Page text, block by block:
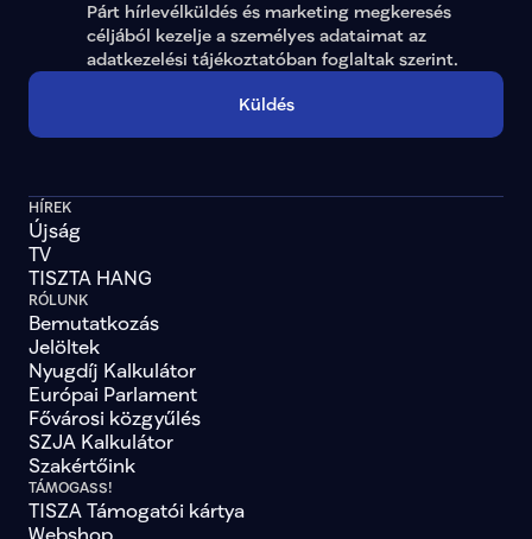
Párt hírlevélküldés és marketing megkeresés
adatkezelési tájékoztatóban foglaltak szerint.
Küldés
HÍREK
Újság
TV
TISZTA HANG
RÓLUNK
Bemutatkozás
Jelöltek
Nyugdíj Kalkulátor
Európai Parlament
Fővárosi közgyűlés
SZJA Kalkulátor
Szakértőink
TÁMOGASS!
TISZA Támogatói kártya
Webshop